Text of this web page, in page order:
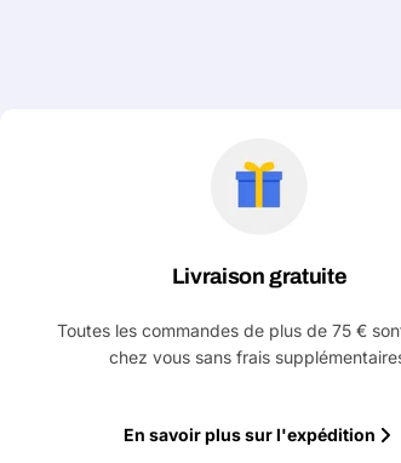
Livraison gratuite
Toutes les commandes de plus de 75 €
chez vous sans frais
En savoir plus sur l'expédition